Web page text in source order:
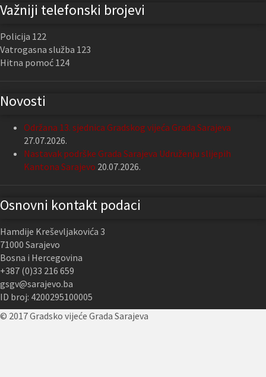
Važniji telefonski brojevi
Policija 122
Vatrogasna služba 123
Hitna pomoć 124
Novosti
Održana 13. sjednica Gradskog vijeća Grada Sarajeva
27.07.2026.
Nastavak podrške Grada Sarajeva Udruženju slijepih
Kantona Sarajevo 20.07.2026.
Osnovni kontakt podaci
Hamdije Kreševljakovića 3
71000 Sarajevo
Bosna i Hercegovina
+387 (0)33 216 659
gsgv@sarajevo.ba
ID broj: 4200295100005
© 2017 Gradsko vijeće Grada Sarajeva